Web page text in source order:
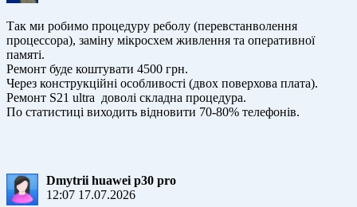
Так ми робимо процедуру реболу (перевстанволення
процессора), заміну мікросхем живлення та оперативної
памяті.
Ремонт буде коштувати 4500 грн.
Через конструкційні особливості (двох поверхова плата).
Ремонт S21 ultra доволі складна процедура.
По статистиці виходить відновити 70-80% телефонів.
Dmytrii huawei p30 pro
12:07 17.07.2026